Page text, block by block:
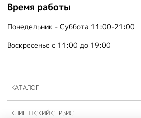
КАТАЛОГ
КЛИЕНТСКИЙ СЕРВИС
Время работы
Понедельник - Суббота 11:00-21:00
Воскресенье с 11:00 до 19:00